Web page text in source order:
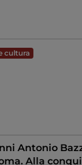
cultura
Antonio
Alla